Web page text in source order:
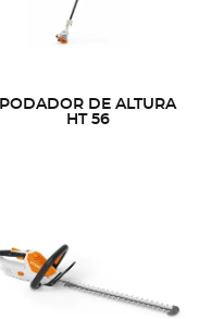
PODADOR DE ALTURA
HT 56